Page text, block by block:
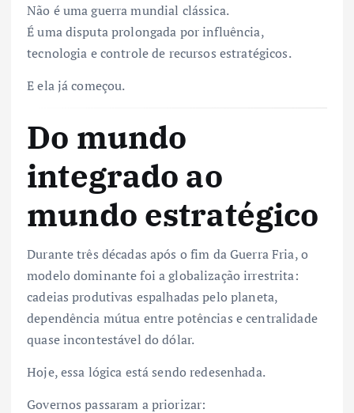
Não é uma guerra mundial clássica.
É uma disputa prolongada por influência,
tecnologia e controle de recursos estratégicos.
E ela já começou.
Do mundo
integrado ao
mundo estratégico
Durante três décadas após o fim da Guerra Fria, o
modelo dominante foi a globalização irrestrita:
cadeias produtivas espalhadas pelo planeta,
dependência mútua entre potências e centralidade
quase incontestável do dólar.
Hoje, essa lógica está sendo redesenhada.
Governos passaram a priorizar: